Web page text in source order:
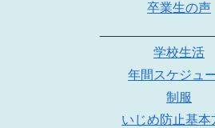
卒業生の声
学校生活
年間スケジュ
制服
いじめ防止基本